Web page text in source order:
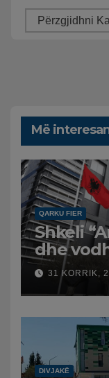
Më
QARKU FIER
Shkeli
dhe
31 KORRIK,
DIVJAKË